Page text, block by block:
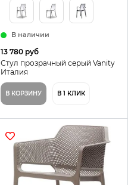
В наличии
13 780 руб
Стул прозрачный серый Vanity
Италия
В КОРЗИНУ В 1 КЛИК